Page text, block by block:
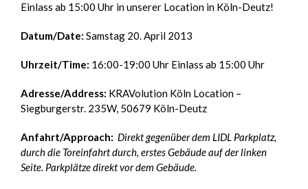
Einlass ab 15:00 Uhr in unserer Location in Köln-Deutz!
Datum/Date: Samstag 20. April 2013
Uhrzeit/Time: 16:00-19:00 Uhr Einlass ab 15:00 Uhr
Adresse/Address: KRAVolution Köln Location –
Siegburgerstr. 235W, 50679 Köln-Deutz
Anfahrt/Approach: Direkt gegenüber dem LIDL Parkplatz,
durch die Toreinfahrt durch, erstes Gebäude auf der linken
Seite. Parkplätze direkt vor dem Gebäude.